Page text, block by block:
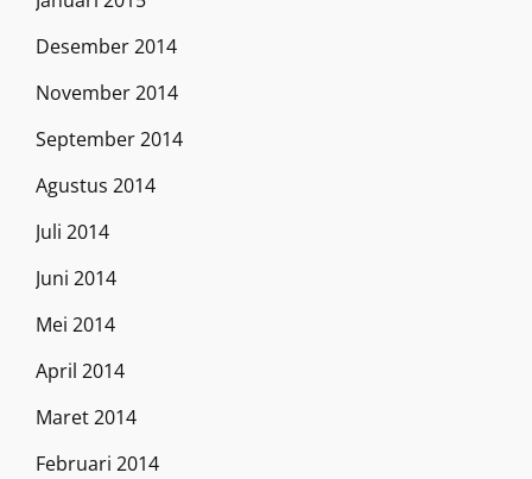
Desember 2014
November 2014
September 2014
Agustus 2014
Juli 2014
Juni 2014
Mei 2014
April 2014
Maret 2014
Februari 2014